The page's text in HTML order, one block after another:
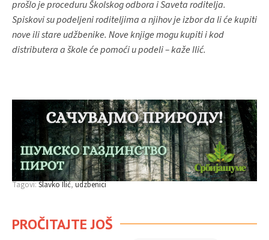
prošlo je proceduru Školskog odbora i Saveta roditelja.
Spiskovi su podeljeni roditeljima a njihov je izbor da li će kupiti
nove ili stare udžbenike. Nove knjige mogu kupiti i kod
distributera a škole će pomoći u podeli – kaže Ilić.
Tagovi:Slavko Ilić udzbenici
PROČITAJTE JOŠ